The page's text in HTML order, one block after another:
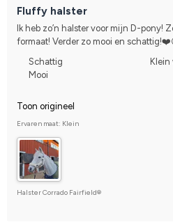
Fluffy halster
Ik heb zo’n halster voor mijn D-pony!
formaat! Verder zo mooi en
Schattig
Mooi
Toon origineel
Ervaren maat: Klein
Halster Corrado Fairfield®